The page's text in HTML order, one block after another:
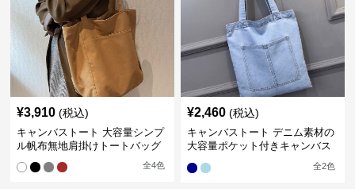
¥3,910 (税込)
キャンバストート 大容量シンプ
ル帆布無地肩掛けトートバッグ
全4色
¥2,460 (税込)
キャンバストート デニム素材の
大容量ポケット付きキャンバス
全2色